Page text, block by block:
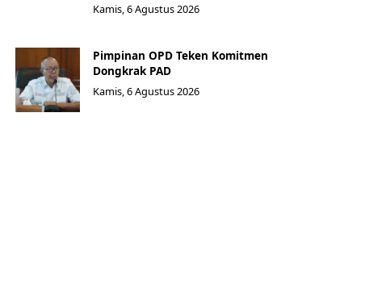
Kamis, 6 Agustus 2026
Pimpinan OPD Teken Komitmen
Dongkrak PAD
Kamis, 6 Agustus 2026